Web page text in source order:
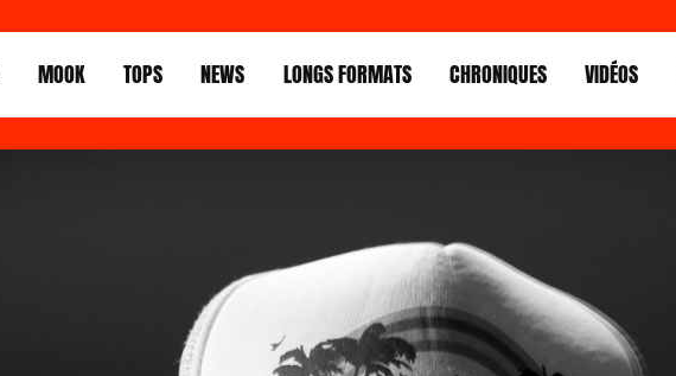
MOOK TOPS NEWS LONGS FORMATS CHRONIQUES VIDÉOS